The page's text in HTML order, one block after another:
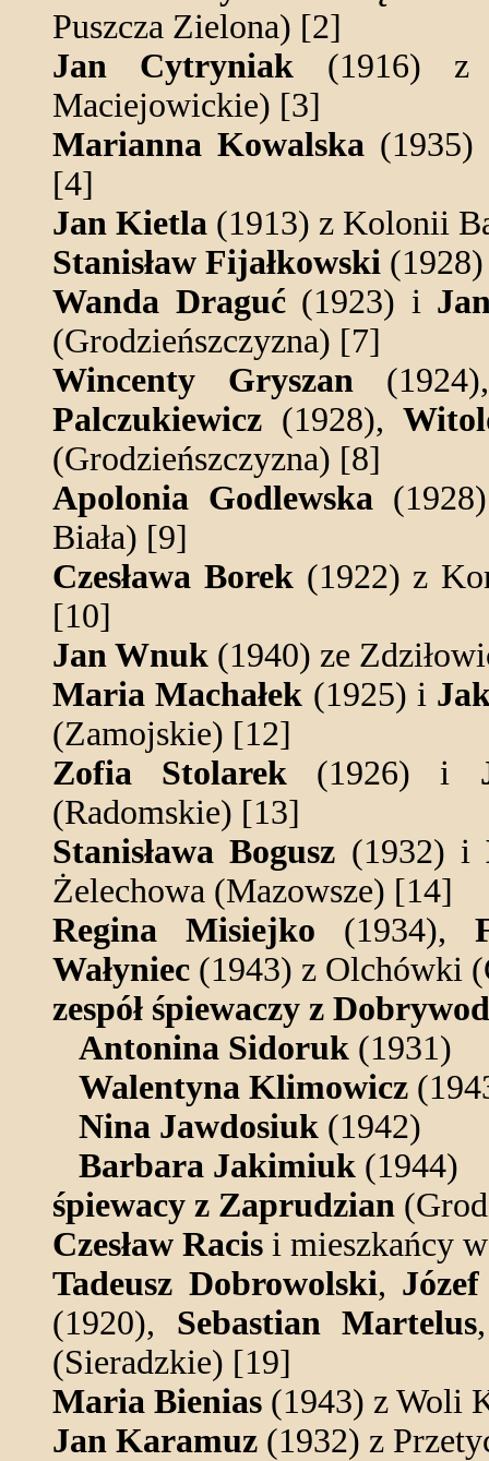
Puszcza Zielona) [2]
Jan Cytryniak (1916) z
Maciejowickie) [3]
Marianna Kowalska (1935)
[4]
Jan Kietla (1913) z Kolonii
Stanisław Fijałkowski
Wanda Draguć(1923) i
(Grodzieńszczyzna) [7]
Wincenty Gryszan
Palczukiewicz (1928),
(Grodzieńszczyzna) [8]
Apolonia Godlewska(1928)
Biała) [9]
Czesława Borek(1922) z
[10]
Jan Wnuk (1940) ze
Maria Machałek (1925) i
(Zamojskie) [12]
Zofia Stolarek (1926) i
(Radomskie) [13]
Stanisława Bogusz (1932) i
Żelechowa (Mazowsze) [14]
Regina Misiejko (1934),
Wałyniec (1943) z Olchówki
zespół śpiewaczy z
Antonina Sidoruk (1931)
Walentyna Klimowicz
Nina Jawdosiuk (1942)
Barbara Jakimiuk (1944)
śpiewacy z Zaprudzian
Czesław Racis i mieszkańcy
Tadeusz Dobrowolski,
(1920), Sebastian Martelus
(Sieradzkie) [19]
Maria Bienias (1943) z Woli
Jan Karamuz (1932) z